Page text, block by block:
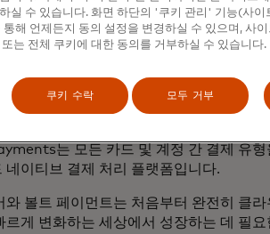
소개
Machine은 클라우드 네이티브 핵심 뱅
니다. 클라우드 네이티브 코어 뱅킹 플
로이드 뱅킹 그룹, 스탠다드차타드,
및 금융 기관의 신뢰를 받고 있습니다.
는 모든 카드 및 계정 간 결제 유형
네이티브 결제 처리 플랫폼입니다.
와 볼트 페이먼트는 처음부터 완전히 클
르게 변화하는 세상에서 성장하는 데 필
실 수 있습니다. 화면 하단의 '쿠키 관리' 기능(사이
통해 언제든지 동의 설정을 변경하실 수 있으며, 사
는 전체 쿠키에 대한 동의를 거부하실 수 있습니다.
쿠키 수락 모두 거부